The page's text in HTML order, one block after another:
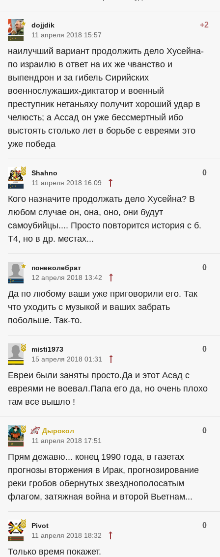
dojjdik +2
11 апреля 2018 15:57
наилучший вариант продолжить дело Хусейна-
по израилю в ответ на их же чванство и
выпендрон и за гибель Сирийских
военнослужаших-диктатор и военный
преступник нетаньяху получит хороший удар в
челюсть; а Ассад он уже бессмертный ибо
выстоять столько лет в борьбе с евреями это
уже победа
Shahno 0
11 апреля 2018 16:09
Кого назначите продолжать дело Хусейна? В
любом случае он, она, оно, они будут
самоубийцы.... Просто повторится история с б.
Т4, но в др. местах...
поневолебрат 0
12 апреля 2018 13:42
Да по любому ваши уже приговорили его. Так
что уходить с музыкой и ваших забрать
побольше. Так-то.
misti1973 0
15 апреля 2018 01:31
Евреи были заняты просто.Да и этот Асад с
евреями не воевал.Папа его да, но очень плохо
там все вышло !
Дырокол 0
11 апреля 2018 17:51
Прям дежавю... конец 1990 года, в газетах
прогнозы вторжения в Ирак, прогнозирование
реки гробов обернутых звезднополосатым
флагом, затяжная война и второй Вьетнам...
Pivot 0
11 апреля 2018 18:32
Только время покажет.